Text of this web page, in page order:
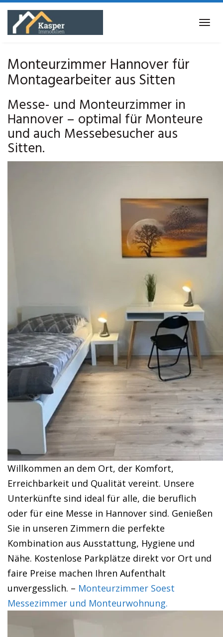
Skip
main
Monteurzimmer Hannover für
Montagearbeiter aus Sitten
Messe- und Monteurzimmer in
Hannover – optimal für Monteure
und auch Messebesucher aus
Sitten.
Willkommen an dem Ort, der Komfort,
Erreichbarkeit und Qualität vereint. Unsere
Unterkünfte sind ideal für alle, die beruflich
oder für eine Messe in Hannover sind. Genießen
Sie in unseren Zimmern die perfekte
Kombination aus Ausstattung, Hygiene und
Nähe. Kostenlose Parkplätze direkt vor Ort und
faire Preise machen Ihren Aufenthalt
unvergesslich. – Monteurzimmer Soest
Messezimmer und Monteurwohnung.